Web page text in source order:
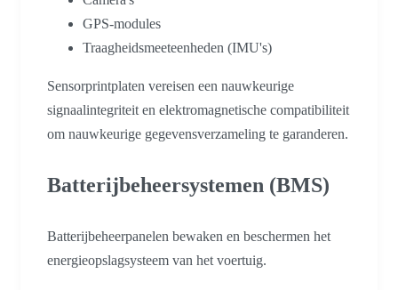
GPS-modules
Traagheidsmeeteenheden (IMU's)
Sensorprintplaten vereisen een nauwkeurige
signaalintegriteit en elektromagnetische compatibiliteit
om nauwkeurige gegevensverzameling te garanderen.
Batterijbeheersystemen (BMS)
Batterijbeheerpanelen bewaken en beschermen het
energieopslagsysteem van het voertuig.